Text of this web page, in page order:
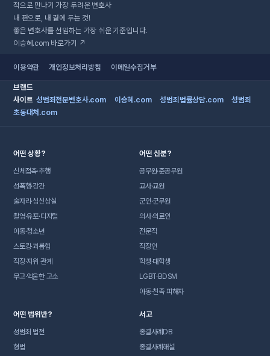
적으로 만나기가장 두려운변호사
내 편으로, 내 곁에 두는 것!
좋은 변호사를 선임하는 가장 쉬운 기준입니다.
이승혜.com 바로가기 ↗
이용약관 개인정보처리방침 이메일수집거부
브랜드
사이트 성범죄전문변호사.com 이승혜.com 성범죄법률상담.com
성범죄
초동대처.com
어떤 상황?
신체접촉·추행
성폭행·강간
술자리·심신상실
촬영·유포·디지털
아동·청소년
스토킹·괴롭힘
직장·지위 관계
무고·억울한 고소
어떤 신분?
공무원·준공무원
교사·교원
군인·군무원
의사·의료인
전문직
직장인
학생·대학생
LGBT·BDSM
아동·친족 피해자
어떤 법위반?
성범죄 법전
형법
서고
종결사례DB
종결사례해설